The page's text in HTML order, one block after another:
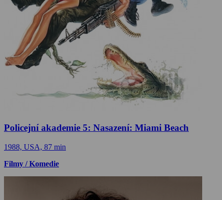
Policejní akademie 5: Nasazení: Miami Beach
1988, USA, 87 min
Filmy / Komedie